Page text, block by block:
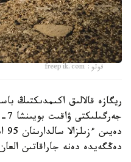
فوتو: freepik.com
ريگازە قالالىق اكىمدىكتىڭ
دەڭگەيدە دەنە جاراقاتىن